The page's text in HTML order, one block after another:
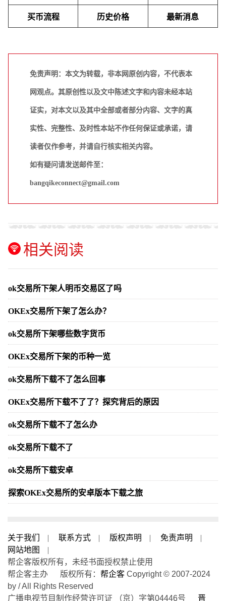
买币流程 历史价格 最新消息
免责声明：本文为转载，非本网原创内容，不代表本
网观点。其原创性以及文中陈述文字和内容未经本站
证实，对本文以及其中全部或者部分内容、文字的真
实性、完整性、及时性本站不作任何保证或承诺，请
读者仅作参考，并请自行核实相关内容。
如有疑问请发送邮件至：
bangqikeconnect@gmail.com
相关阅读
ok交易所下架人明币交易区了吗
OKEx交易所下架了怎么办？
ok交易所下架哪些数字货币
OKEx交易所下架的币种一览
ok交易所下载不了怎么回事
OKEx交易所下载不了了？探究背后的原因
ok交易所下载不了怎么办
ok交易所下载不了
ok交易所下载安卓
探索OKEx交易所的安卓版本下载之旅
关于我们 | 联系方式 | 版权声明 | 免责声明
|
网站地图
|
帮企客版权所有，未经书面授权禁止使用
帮企客主办 版权所有： 帮企客 Copyright © 2007-2024
by / All Rights Reserved
广播电视节目制作经营许可证 （京）字第04446号 晋